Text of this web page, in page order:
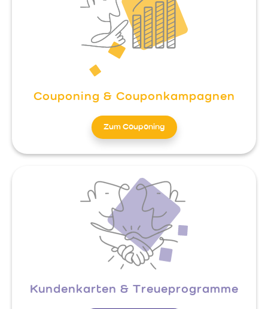
Couponing & Couponkampagnen
Zum Couponing
Kundenkarten & Treueprogramme